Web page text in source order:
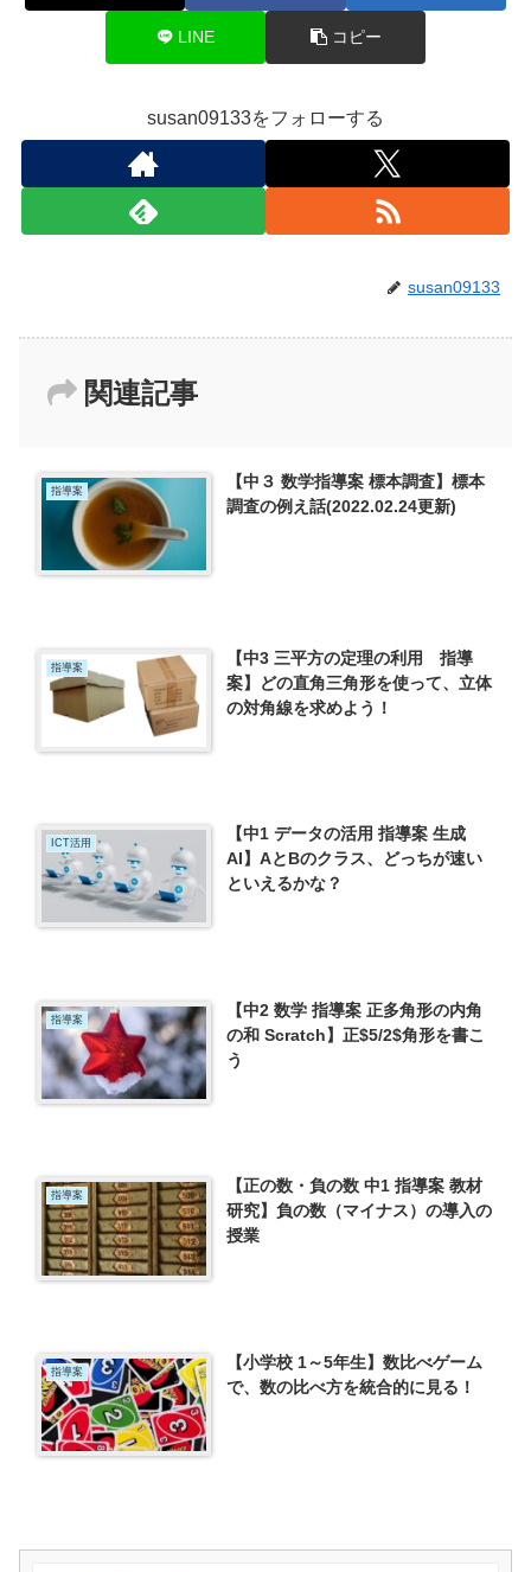
LINE コピー
susan09133をフォローする
susan09133
関連記事
指導案
【中３ 数学指導案 標本調査】標本
調査の例え話(2022.02.24更新)
指導案
【中3 三平方の定理の利用 指導
案】どの直角三角形を使って、立体
の対角線を求めよう！
ICT活用
【中1 データの活用 指導案 生成
AI】AとBのクラス、どっちが速い
といえるかな？
指導案
【中2 数学 指導案 正多角形の内角
の和 Scratch】正$5/2$角形を書こ
う
指導案
【正の数・負の数 中1 指導案 教材
研究】負の数（マイナス）の導入の
授業
指導案
【小学校 1～5年生】数比べゲーム
で、数の比べ方を統合的に見る！